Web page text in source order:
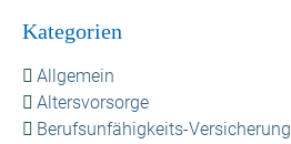
Kategorien
Allgemein
Altersvorsorge
Berufsunfähigkeits-Versicherung